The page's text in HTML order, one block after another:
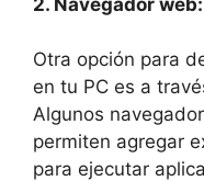
Otra⁤ opción para
⁤en tu PC ⁢es ‍a
Algunos
permiten agregar
‌para ejecutar